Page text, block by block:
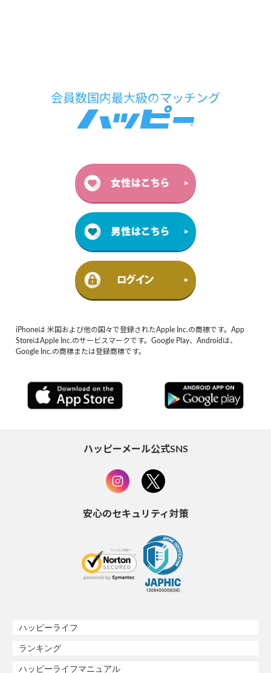
iPhoneは 米国および他の国々で登録されたApple Inc.の商標です。App
StoreはApple Inc.のサービスマークです。Google Play、Androidは、
Google Inc.の商標または登録商標です。
ハッピーメール公式SNS
安心のセキュリティ対策
ハッピーライフ
ランキング
ハッピーライフマニュアル